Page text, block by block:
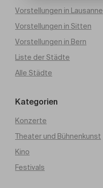
Vorstellungen in Lausanne
Vorstellungen in Sitten
Vorstellungen in Bern
Liste der Städte
Alle Städte
Kategorien
Konzerte
Theater und Bühnenkunst
Kino
Festivals